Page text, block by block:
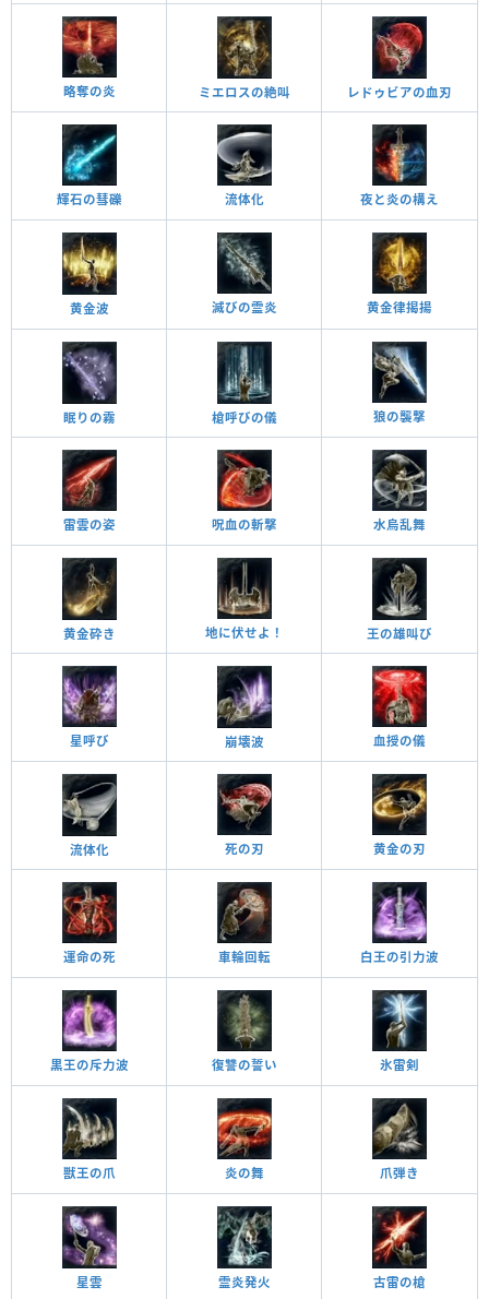
略奪の炎 ミエロスの絶叫 レドゥビアの血刃
輝石の彗礫 流体化 夜と炎の構え
黄金波 滅びの霊炎 黄金律揭揚
眠りの霧 槍呼びの儀 狼の襲撃
雷雲の姿 呪血の斬撃 水烏乱舞
黄金砕き 地に伏せよ！ 王の雄叫び
星呼び 崩壊波 血授の儀
流体化 死の刃 黄金の刃
運命の死 車輪回転 白王の引力波
黒王の斥力波 復讐の誓い 氷雷剣
獣王の爪 炎の舞 爪弾き
星雲 霊炎発火 古雷の槍